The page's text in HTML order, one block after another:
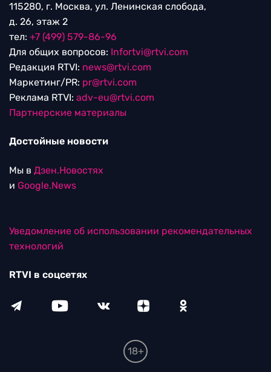
115280, г. Москва, ул. Ленинская слобода,
д. 26, этаж 2
тел: +7 (499) 579-86-96
Для общих вопросов: Infortvi@rtvi.com
Редакция RTVI: news@rtvi.com
Маркетинг/PR: pr@rtvi.com
Реклама RTVI: adv-eu@rtvi.com
Партнерские материалы
Достойные новости
Мы в Дзен.Новостях
и Google.News
Уведомление об использовании рекомендательных
технологий
RTVI в соцсетях
18+